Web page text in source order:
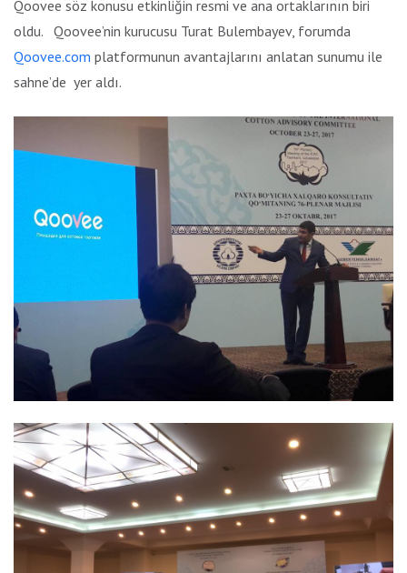
Qoovee söz konusu etkinliğin resmi ve ana ortaklarının biri
oldu. Qoovee’nin kurucusu Turat Bulembayev, forumda
Qoovee.com platformunun avantajlarını anlatan sunumu ile
sahne’de yer aldı.